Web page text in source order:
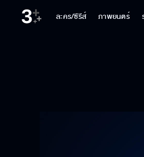
ละคร/ซีรีส์ ภาพยนตร์